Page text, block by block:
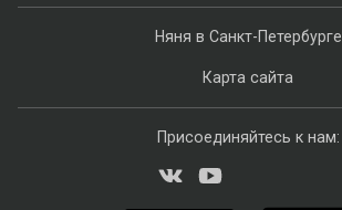
Няня в Санкт-Петербурге
Карта сайта
Присоединяйтесь к нам: